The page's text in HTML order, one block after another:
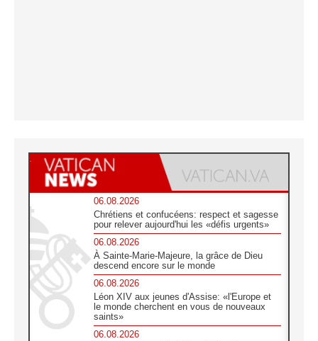
06.08.2026
Chrétiens et confucéens: respect et sagesse
pour relever aujourd'hui les «défis urgents»
06.08.2026
À Sainte-Marie-Majeure, la grâce de Dieu
descend encore sur le monde
06.08.2026
Léon XIV aux jeunes d'Assise: «l'Europe et
le monde cherchent en vous de nouveaux
saints»
06.08.2026